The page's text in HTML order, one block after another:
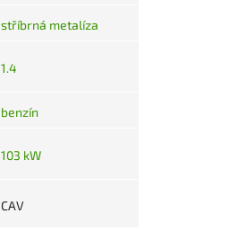
stříbrná metalíza
1.4
benzín
103 kW
CAV